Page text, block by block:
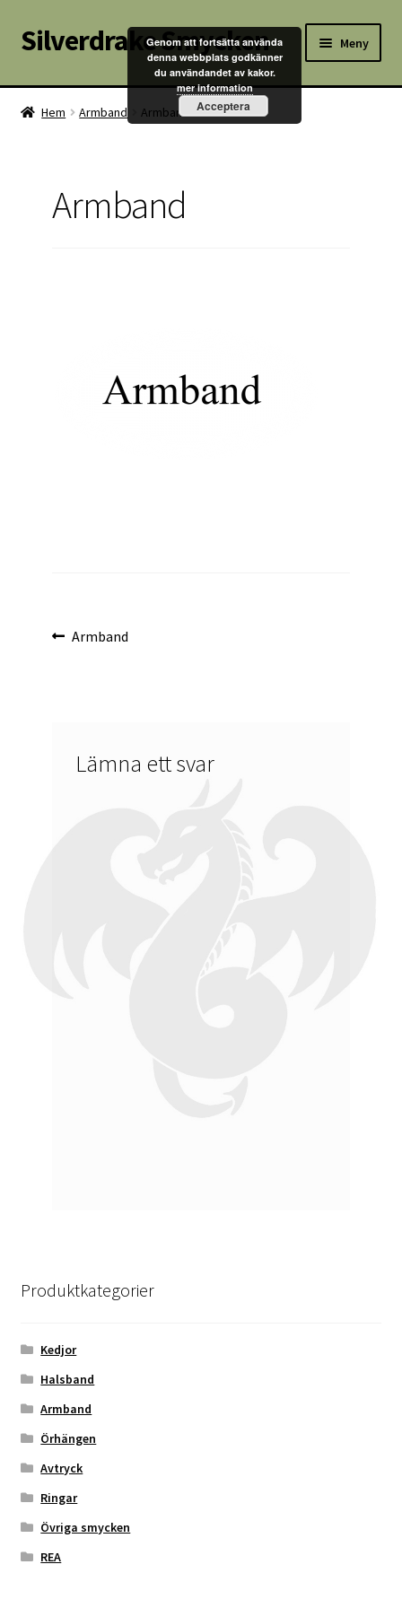
Hoppa
till
Hoppa
till
Silverdrake Smycken Meny
Hem
Hem Armband Armband
Armband
Inläggsnavigering
Föregående
Armband
Lämna ett svar
Produktkategorier
Kedjor
Halsband
Armband
Örhängen
Avtryck
Ringar
Övriga smycken
REA
Genom att fortsätta använda
denna webbplats godkänner
du användandet av kakor.
mer information
Acceptera